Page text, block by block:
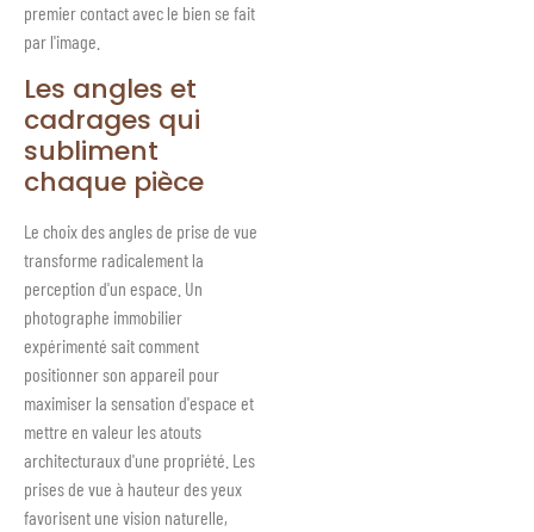
premier contact avec le bien se fait
par l'image.
Les angles et
cadrages qui
subliment
chaque pièce
Le choix des angles de prise de vue
transforme radicalement la
perception d'un espace. Un
photographe immobilier
expérimenté sait comment
positionner son appareil pour
maximiser la sensation d'espace et
mettre en valeur les atouts
architecturaux d'une propriété. Les
prises de vue à hauteur des yeux
favorisent une vision naturelle,